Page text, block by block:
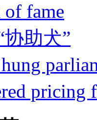
fame
助犬”
pricing